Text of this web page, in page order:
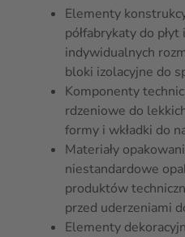
Elementy
półfabrykaty do
indywidualnych
bloki izolacyjne do
Komponenty
rdzeniowe do
formy i wkładki do
Materiały
niestandardowe
produktów
przed uderzeniami
Elementy